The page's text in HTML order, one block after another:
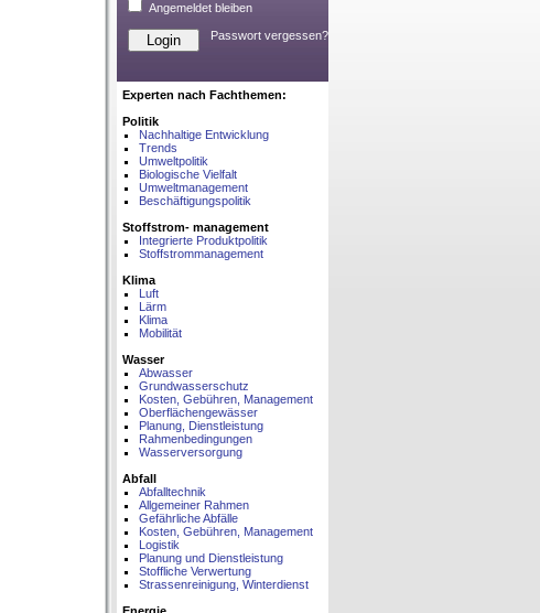
Angemeldet bleiben
Passwort vergessen?
Experten nach Fachthemen:
Politik
Nachhaltige Entwicklung
Trends
Umweltpolitik
Biologische Vielfalt
Umweltmanagement
Beschäftigungspolitik
Stoffstrom- management
Integrierte Produktpolitik
Stoffstrommanagement
Klima
Luft
Lärm
Klima
Mobilität
Wasser
Abwasser
Grundwasserschutz
Kosten, Gebühren, Management
Oberflächengewässer
Planung, Dienstleistung
Rahmenbedingungen
Wasserversorgung
Abfall
Abfalltechnik
Allgemeiner Rahmen
Gefährliche Abfälle
Kosten, Gebühren, Management
Logistik
Planung und Dienstleistung
Stoffliche Verwertung
Strassenreinigung, Winterdienst